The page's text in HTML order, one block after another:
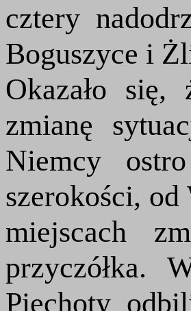
cztery
Boguszyce i
Okazało się,
zmianę
Niemcy
szerokości,
miejscach
przyczółka.
Piechoty